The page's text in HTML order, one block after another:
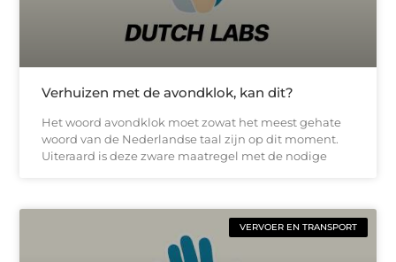
Verhuizen met de avondklok, kan dit?
Het woord avondklok moet zowat het meest gehate
woord van de Nederlandse taal zijn op dit moment.
Uiteraard is deze zware maatregel met de nodige
VERVOER EN TRANSPORT